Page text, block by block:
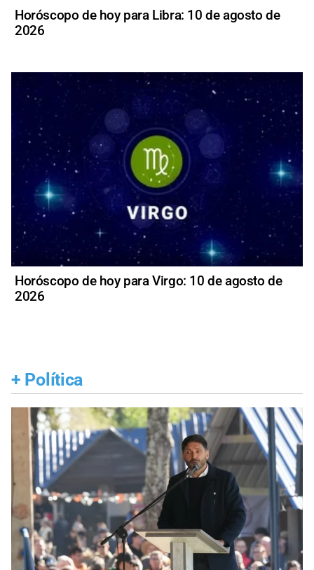
Horóscopo de hoy para Libra: 10 de agosto de
2026
Horóscopo de hoy para Virgo: 10 de agosto de
2026
+ Política